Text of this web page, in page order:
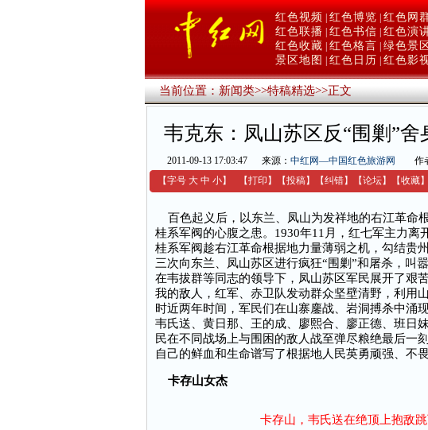
红色视频 红色博览 红色网
红色联播 红色书信 红色演
红色收藏 红色格言 绿色景区
景区地图
红色日历 红色影
当前位置：新闻类>>特稿精选>>正文
韦克东：凤山苏区反“围剿”舍
2011-09-13 17:03:47 来源： 中红网—中国红色旅游网 作
【字号 大 中 小】 【打印 】 【投稿】 【纠错】 【论坛】 【收藏】
百色起义后，以东兰、凤山为发祥地的右江革命
桂系军阀的心腹之患。1930年11月，红七军主力离
桂系军阀趁右江革命根据地力量薄弱之机，勾结贵
三次向东兰、凤山苏区进行疯狂“围剿”和屠杀，叫
在韦拔群等同志的领导下，凤山苏区军民展开了艰
我的敌人，红军、赤卫队发动群众坚壁清野，利用
时近两年时间，军民们在山寨鏖战、岩洞搏杀中涌
韦氏送、黄日那、王的成、廖熙合、廖正德、班日
民在不同战场上与围困的敌人战至弹尽粮绝最后一
自己的鲜血和生命谱写了根据地人民英勇顽强、不
卡存山女杰
卡存山，韦氏送在绝顶上抱敌